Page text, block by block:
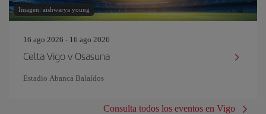
Imagen: aishwarya young
16 ago 2026 - 16 ago 2026
Celta Vigo v Osasuna
Estadio Abanca Balaídos
Consulta todos los eventos en Vigo